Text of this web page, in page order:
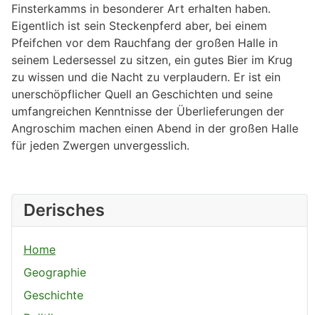
Derisches
Home
Geographie
Geschichte
Finsterkamms in besonderer Art erhalten haben.
Eigentlich ist sein Steckenpferd aber, bei einem
Pfeifchen vor dem Rauchfang der großen Halle in
seinem Ledersessel zu sitzen, ein gutes Bier im Krug
zu wissen und die Nacht zu verplaudern. Er ist ein
unerschöpflicher Quell an Geschichten und seine
umfangreichen Kenntnisse der Überlieferungen der
Angroschim machen einen Abend in der großen Halle
für jeden Zwergen unvergesslich.